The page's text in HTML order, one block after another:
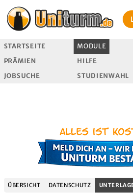
STARTSEITE MODULE
PRÄMIEN
HILFE
JOBSUCHE
STUDIENWAHL
ÜBERSICHT DATENSCHUTZ